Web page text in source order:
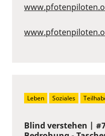
Blind verstehen |
Leben Soziales